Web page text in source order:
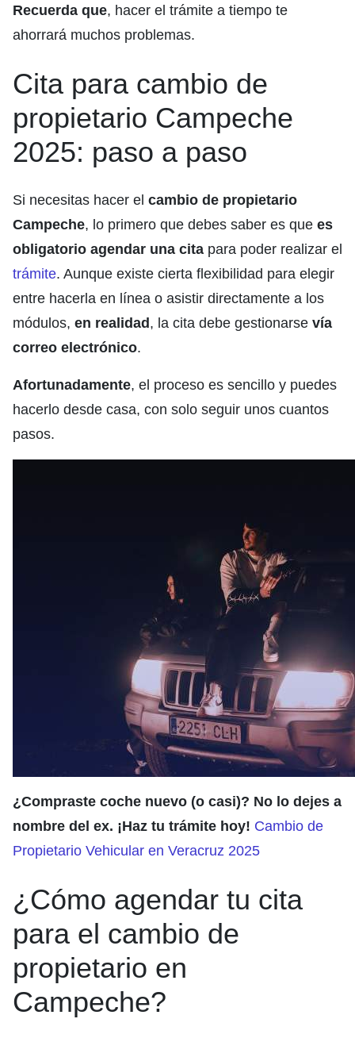
Recuerda que, hacer el trámite a tiempo te
ahorrará muchos problemas.
Cita para cambio de
propietario Campeche
2025: paso a paso
Si necesitas hacer el cambio de propietario
Campeche, lo primero que debes saber es que es
obligatorio agendar una cita para poder realizar el
trámite. Aunque existe cierta flexibilidad para elegir
entre hacerla en línea o asistir directamente a los
módulos, en realidad, la cita debe gestionarse vía
correo electrónico.
Afortunadamente, el proceso es sencillo y puedes
hacerlo desde casa, con solo seguir unos cuantos
pasos.
¿Compraste coche nuevo (o casi)? No lo dejes a
nombre del ex. ¡Haz tu trámite hoy! Cambio de
Propietario Vehicular en Veracruz 2025
¿Cómo agendar tu cita
para el cambio de
propietario en
Campeche?